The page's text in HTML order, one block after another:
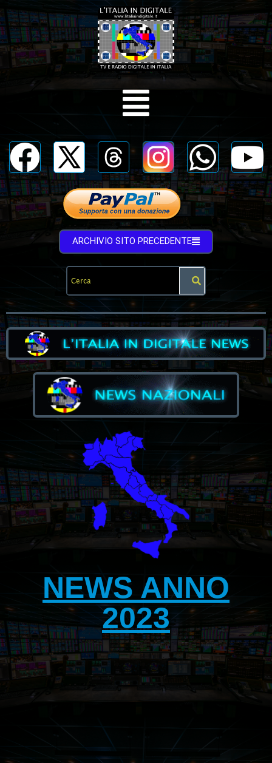
ARCHIVIO SITO PRECEDENTE
NEWS ANNO
2023